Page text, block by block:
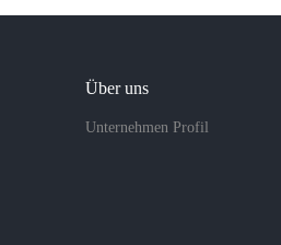
Über uns
Unternehmen Profil